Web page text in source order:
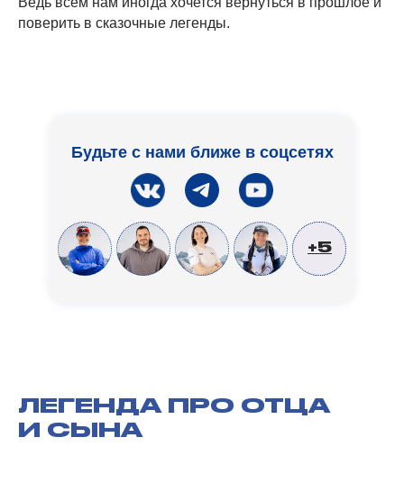
поверить в сказочные легенды.
Будьте с нами ближе в соцсетях
+5
ЛЕГЕНДА ПРО ОТЦА
И СЫНА